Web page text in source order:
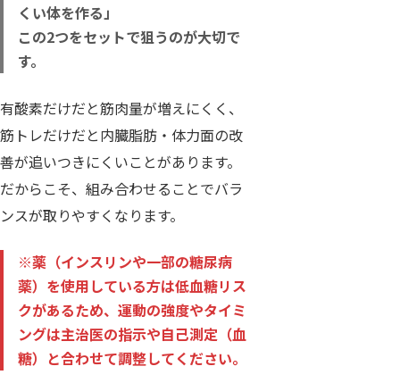
くい体を作る」
この2つをセットで狙うのが大切で
す。
有酸素だけだと筋肉量が増えにくく、
筋トレだけだと内臓脂肪・体力面の改
善が追いつきにくいことがあります。
だからこそ、組み合わせることでバラ
ンスが取りやすくなります。
※薬（インスリンや一部の糖尿病
薬）を使用している方は低血糖リス
クがあるため、運動の強度やタイミ
ングは主治医の指示や自己測定（血
糖）と合わせて調整してください。